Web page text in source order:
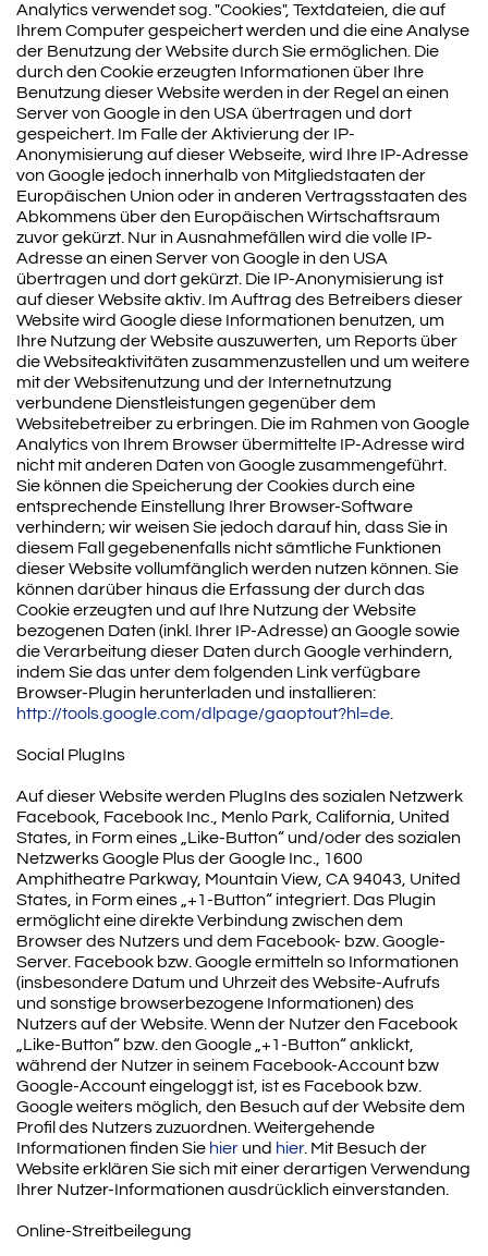
Analytics verwendet sog. "Cookies", Textdateien, die auf
Ihrem Computer gespeichert werden und die eine Analyse
der Benutzung der Website durch Sie ermöglichen. Die
durch den Cookie erzeugten Informationen über Ihre
Benutzung dieser Website werden in der Regel an einen
Server von Google in den USA übertragen und dort
gespeichert. Im Falle der Aktivierung der IP-
Anonymisierung auf dieser Webseite, wird Ihre IP-Adresse
von Google jedoch innerhalb von Mitgliedstaaten der
Europäischen Union oder in anderen Vertragsstaaten des
Abkommens über den Europäischen Wirtschaftsraum
zuvor gekürzt. Nur in Ausnahmefällen wird die volle IP-
Adresse an einen Server von Google in den USA
übertragen und dort gekürzt. Die IP-Anonymisierung ist
auf dieser Website aktiv. Im Auftrag des Betreibers dieser
Website wird Google diese Informationen benutzen, um
Ihre Nutzung der Website auszuwerten, um Reports über
die Websiteaktivitäten zusammenzustellen und um weitere
mit der Websitenutzung und der Internetnutzung
verbundene Dienstleistungen gegenüber dem
Websitebetreiber zu erbringen. Die im Rahmen von Google
Analytics von Ihrem Browser übermittelte IP-Adresse wird
nicht mit anderen Daten von Google zusammengeführt.
Sie können die Speicherung der Cookies durch eine
entsprechende Einstellung Ihrer Browser-Software
verhindern; wir weisen Sie jedoch darauf hin, dass Sie in
diesem Fall gegebenenfalls nicht sämtliche Funktionen
dieser Website vollumfänglich werden nutzen können. Sie
können darüber hinaus die Erfassung der durch das
Cookie erzeugten und auf Ihre Nutzung der Website
bezogenen Daten (inkl. Ihrer IP-Adresse) an Google sowie
die Verarbeitung dieser Daten durch Google verhindern,
indem Sie das unter dem folgenden Link verfügbare
Browser-Plugin herunterladen und installieren:
http://tools.google.com/dlpage/gaoptout?hl=de.
Social PlugIns
Auf dieser Website werden PlugIns des sozialen Netzwerk
Facebook, Facebook Inc., Menlo Park, California, United
States, in Form eines „Like-Button“ und/oder des sozialen
Netzwerks Google Plus der Google Inc., 1600
Amphitheatre Parkway, Mountain View, CA 94043, United
States, in Form eines „+1-Button“ integriert. Das Plugin
ermöglicht eine direkte Verbindung zwischen dem
Browser des Nutzers und dem Facebook- bzw. Google-
Server. Facebook bzw. Google ermitteln so Informationen
(insbesondere Datum und Uhrzeit des Website-Aufrufs
und sonstige browserbezogene Informationen) des
Nutzers auf der Website. Wenn der Nutzer den Facebook
„Like-Button“ bzw. den Google „+1-Button“ anklickt,
während der Nutzer in seinem Facebook-Account bzw
Google-Account eingeloggt ist, ist es Facebook bzw.
Google weiters möglich, den Besuch auf der Website dem
Profil des Nutzers zuzuordnen. Weitergehende
Informationen finden Sie hier und hier. Mit Besuch der
Website erklären Sie sich mit einer derartigen Verwendung
Ihrer Nutzer-Informationen ausdrücklich einverstanden.
Online-Streitbeilegung